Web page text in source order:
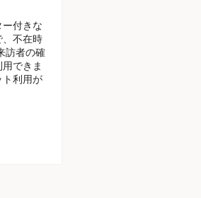
付きな
、不在時
訪者の確
できま
ト利用が